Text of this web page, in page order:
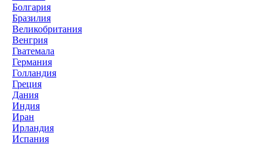
Болгария
Бразилия
Великобритания
Венгрия
Гватемала
Германия
Голландия
Греция
Дания
Индия
Иран
Ирландия
Испания